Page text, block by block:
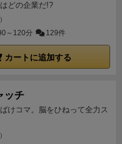
どの企業だ!?
～120分 129件
カートに追加する
ッチ
けコマ。脳をひねって全力ス